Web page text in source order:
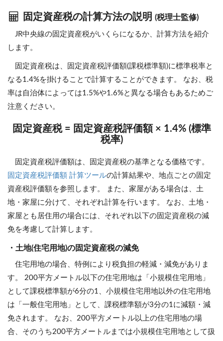
固定資産税の計算方法の説明 (税理士監修)
JR中央線の固定資産税がいくらになるか、計算方法を紹介
します。
固定資産税は、固定資産税評価額(課税標準額)に標準税率と
なる1.4%を掛けることで計算することができます。 なお、税
率は自治体によっては1.5%や1.6%と異なる場合もあるためご
注意ください。
固定資産税 = 固定資産税評価額 × 1.4% (標準
税率)
固定資産税評価額は、固定資産税の基準となる価格です。
固定資産税評価額 計算ツールの計算結果や、地点ごとの固定
資産税評価額を参照します。 また、家屋がある場合は、土
地・家屋に分けて、それぞれ計算を行います。 なお、土地・
家屋とも居住用の場合には、それぞれ以下の固定資産税の減
免を考慮して計算します。
・土地(住宅用地)の固定資産税の減免
住宅用地の場合、特例により税負担の軽減・減免がありま
す。 200平方メートル以下の住宅用地は「小規模住宅用地」
として課税標準額が6分の1、小規模住宅用地以外の住宅用地
は「一般住宅用地」として、課税標準額が3分の1に減額・減
免されます。 なお、200平方メートル以上の住宅用地の場
合、そのうち200平方メートルまでは小規模住宅用地として扱